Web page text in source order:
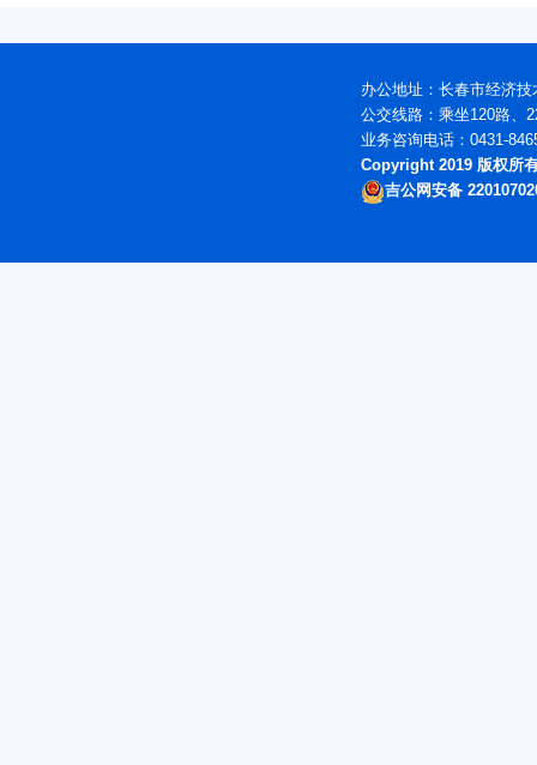
办公地址：长春市经济
公交线路：乘坐120路、
业务咨询电话：0431-
Copyright 2019 版权所
吉公网安备